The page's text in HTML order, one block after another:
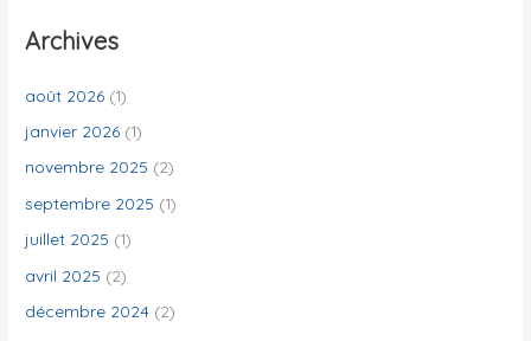
e
c
h
:
Archives
août 2026 (1)
janvier 2026 (1)
novembre 2025 (2)
septembre 2025 (1)
juillet 2025 (1)
avril 2025 (2)
décembre 2024 (2)